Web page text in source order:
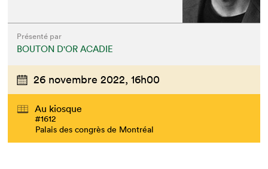
Présenté par
BOUTON D'OR ACADIE
26 novembre 2022, 16h00
Au kiosque
#1612
Palais des congrès de Montréal